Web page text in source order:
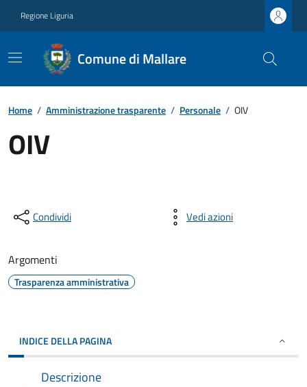
Regione Liguria
Comune di Mallare
Home / Amministrazione trasparente / Personale / OIV
OIV
Condividi Vedi azioni
Argomenti
Trasparenza amministrativa
INDICE DELLA PAGINA
Descrizione